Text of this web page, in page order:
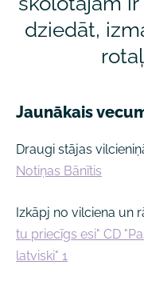
dziedāt,
Jaunākais
Draugi stājas
Notiņas Bānītis
Izkāpj no vilciena un
tu priecīgs esi" CD
latviski" 1